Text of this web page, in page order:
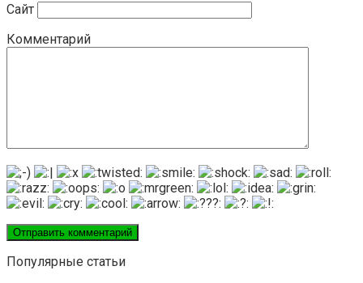
Сайт
Комментарий
Популярные статьи